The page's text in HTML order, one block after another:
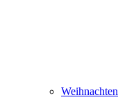
Weihnachten